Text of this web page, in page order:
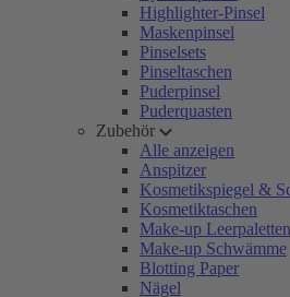
Highlighter-Pinsel
Maskenpinsel
Pinselsets
Pinseltaschen
Puderpinsel
Puderquasten
Zubehör
Alle anzeigen
Anspitzer
Kosmetikspiegel &
Kosmetiktaschen
Make-up Leerpaletten
Make-up Schwämme
Blotting Paper
Nägel